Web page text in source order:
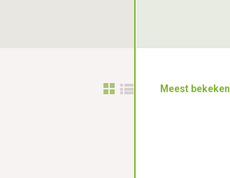
Meest bekeken